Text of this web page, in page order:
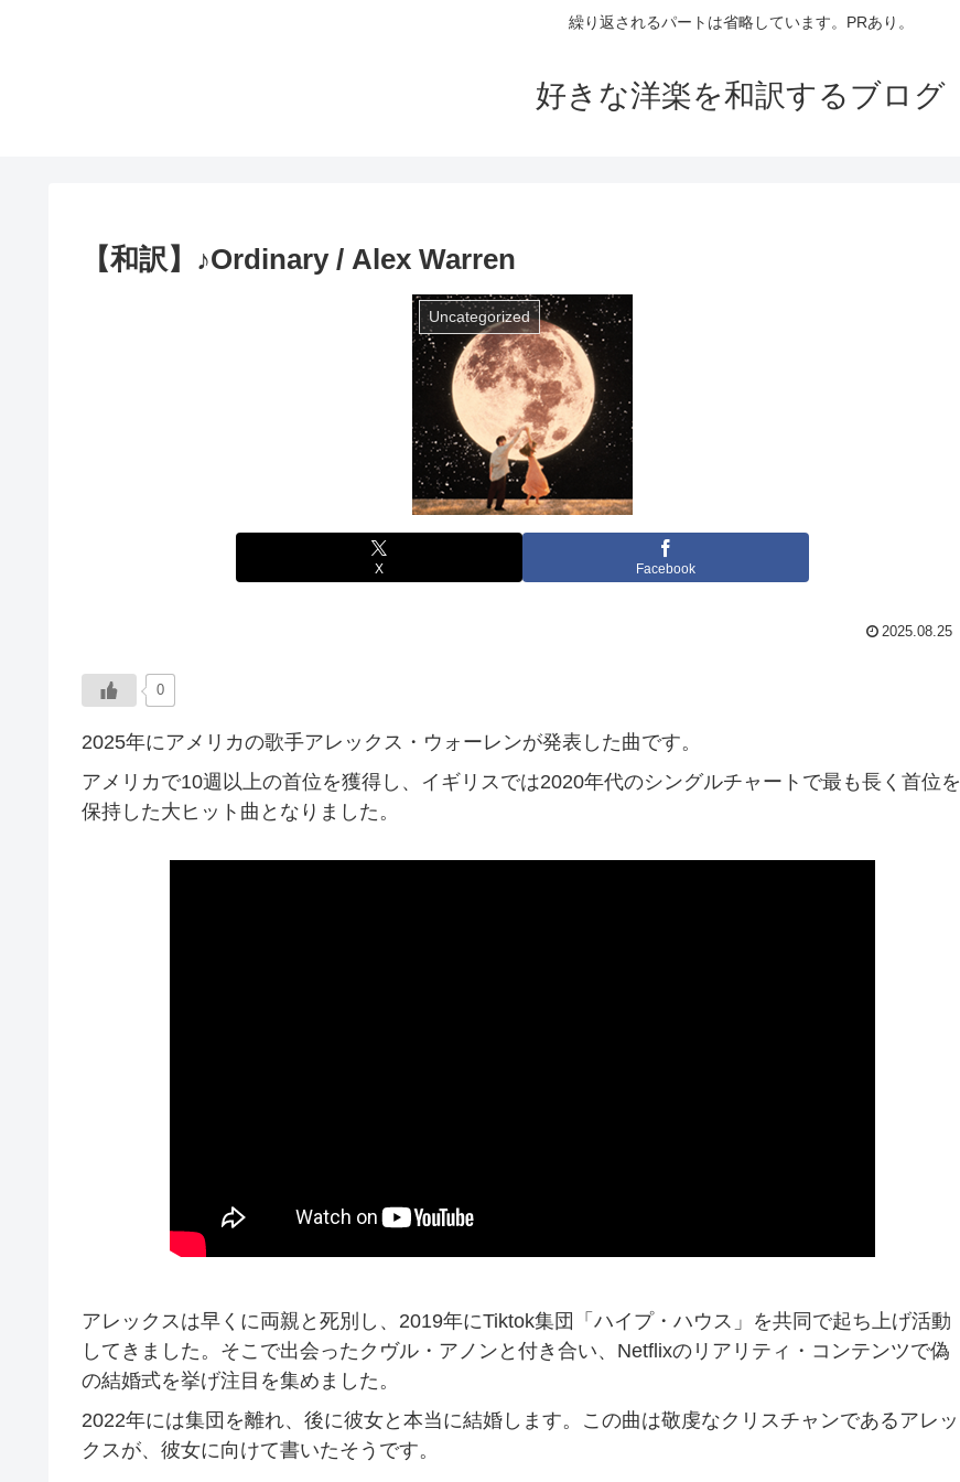
繰り返されるパートは省略しています。PRあり。
好きな洋楽を和訳するブログ
【和訳】♪Ordinary / Alex Warren
Uncategorized
X Facebook
2025.08.25
0
2025年にアメリカの歌手アレックス・ウォーレンが発表した曲です。
アメリカで10週以上の首位を獲得し、イギリスでは2020年代のシングルチャートで最も長く首位を
保持した大ヒット曲となりました。
アレックスは早くに両親と死別し、2019年にTiktok集団「ハイプ・ハウス」を共同で起ち上げ活動
してきました。そこで出会ったクヴル・アノンと付き合い、Netflixのリアリティ・コンテンツで偽
の結婚式を挙げ注目を集めました。
2022年には集団を離れ、後に彼女と本当に結婚します。この曲は敬虔なクリスチャンであるアレッ
クスが、彼女に向けて書いたそうです。